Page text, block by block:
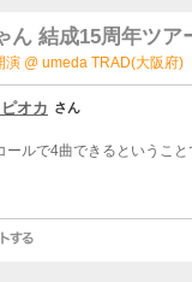
ん 結成15周年ツア
@ umeda TRAD(大阪府)
オカ さん
ールで4曲できるというこ